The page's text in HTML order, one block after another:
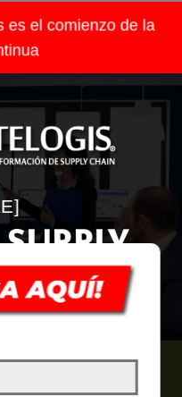
es el comienzo de la